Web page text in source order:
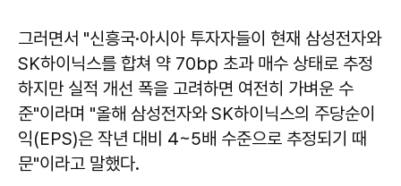
그러면서 "신흥국·아시아 투자자들이 현재 삼성전자와
SK하이닉스를 합쳐 약 70bp 초과 매수 상태로 추정
하지만 실적 개선 폭을 고려하면 여전히 가벼운 수
준"이라며 "올해 삼성전자와 SK하이닉스의 주당순이
익(EPS)은 작년 대비 4~5배 수준으로 추정되기 때
문"이라고 말했다.